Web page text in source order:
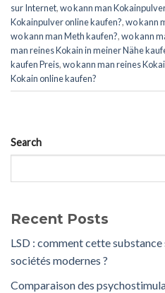
sur Internet,wo kann man
Kokainpulver online kaufen?,wo kann
wo kann man Meth kaufen?,wo kann
man reines Kokain in meiner Nähe
kaufen Preis,wo kann man reines
Kokain online kaufen?
Search
Recent Posts
LSD : comment cette substance
sociétés modernes ?
Comparaison des